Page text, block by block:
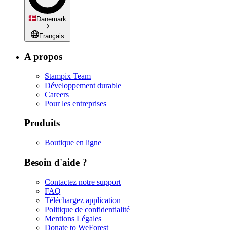
Danemark
Français
A propos
Stampix Team
Développement durable
Careers
Pour les entreprises
Produits
Boutique en ligne
Besoin d'aide ?
Contactez notre support
FAQ
Téléchargez application
Politique de confidentialité
Mentions Légales
Donate to WeForest